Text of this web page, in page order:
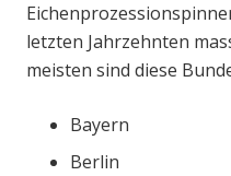
letzten Jahrzehnten
meisten sind diese
Bayern
Berlin